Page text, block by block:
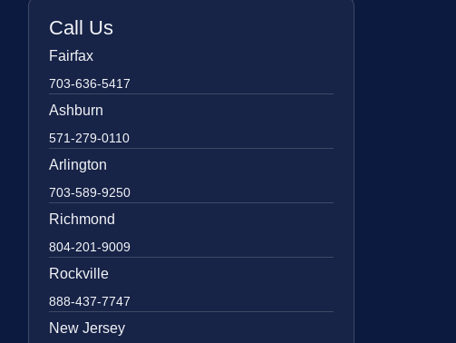
Call Us
Fairfax
703-636-5417
Ashburn
571-279-0110
Arlington
703-589-9250
Richmond
804-201-9009
Rockville
888-437-7747
New Jersey